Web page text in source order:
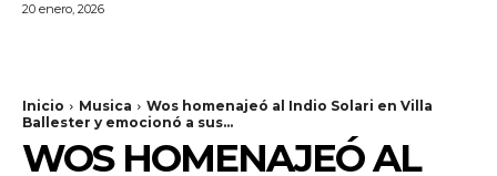
20 enero, 2026